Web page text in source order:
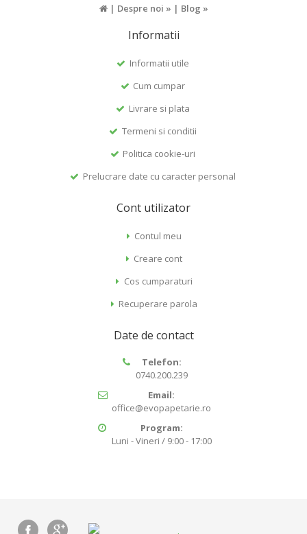
| Despre noi » | Blog »
Informatii
Informatii utile
Cum cumpar
Livrare si plata
Termeni si conditii
Politica cookie-uri
Prelucrare date cu caracter personal
Cont utilizator
Contul meu
Creare cont
Cos cumparaturi
Recuperare parola
Date de contact
Telefon:
0740.200.239
Email:
office@evopapetarie.ro
Program:
Luni - Vineri / 9:00 - 17:00